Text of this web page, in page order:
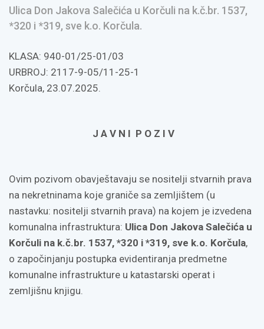
Ulica Don Jakova Salečića u Korčuli na k.č.br. 1537,
*320 i *319, sve k.o. Korčula.
KLASA: 940-01/25-01/03
URBROJ: 2117-9-05/11-25-1
Korčula, 23.07.2025.
J A V N I P O Z I V
Ovim pozivom obavještavaju se nositelji stvarnih prava
na nekretninama koje graniče sa zemljištem (u
nastavku: nositelji stvarnih prava) na kojem je izvedena
komunalna infrastruktura: Ulica Don Jakova Salečića u
Korčuli na k.č.br. 1537, *320 i *319, sve k.o. Korčula,
o započinjanju postupka evidentiranja predmetne
komunalne infrastrukture u katastarski operat i
zemljišnu knjigu.